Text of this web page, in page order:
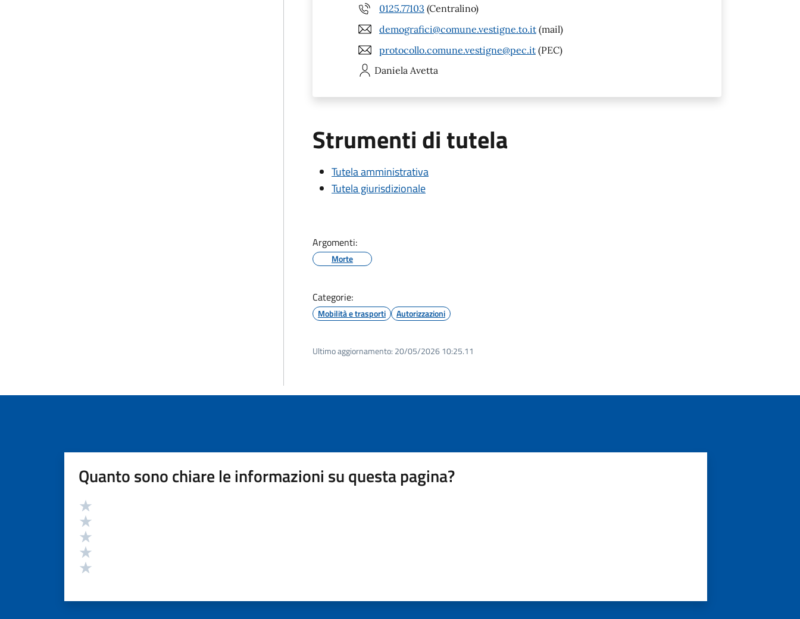
0125.77103 (Centralino)
demografici@comune.vestigne.to.it (mail)
protocollo.comune.vestigne@pec.it (PEC)
Daniela Avetta
Strumenti di tutela
Tutela amministrativa
Tutela giurisdizionale
Argomenti:
Morte
Categorie:
Mobilità e trasporti Autorizzazioni
Ultimo aggiornamento: 20/05/2026 10:25.11
Quanto sono chiare le informazioni su questa pagina?
Valutazione